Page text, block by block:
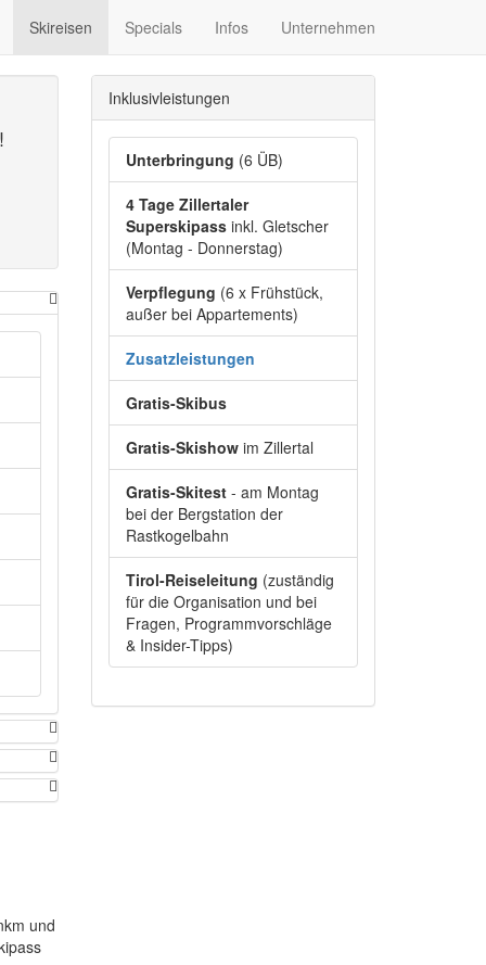
Skireisen Specials Infos Unternehmen
Inklusivleistungen
Unterbringung (6 ÜB)
4 Tage Zillertaler
Superskipassinkl. Gletscher
(Montag - Donnerstag)
Verpflegung (6 x Frühstück,
außer bei Appartements)
Zusatzleistungen
Gratis-Skibus
Gratis-Skishowim Zillertal
Gratis-Skitest- am Montag
bei der Bergstation der
Rastkogelbahn
Tirol-Reiseleitung (zuständig
für die Organisation und bei
Fragen, Programmvorschläge
& Insider-Tipps)
und